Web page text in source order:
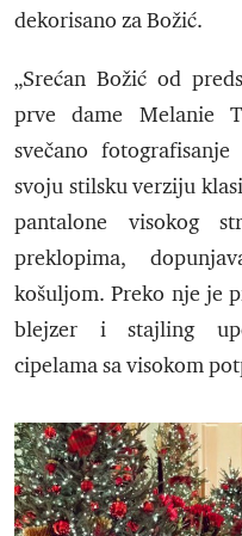
dekorisano za Božić.
„Srećan Božić od
prve dame Melanie
svečano
svoju stilsku verziju
pantalone visokog
preklopima,
košuljom. Preko nje je
blejzer i stajling
cipelama sa visokom